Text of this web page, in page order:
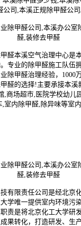
司,本溪正规除甲醛公司
醛本溪空气治理中心是
专业的除甲醛施工队伍
除甲醛治理经验，1000
醛的选择!主要承接本溪
,商场超市,医院学校幼儿
,室内除甲醛,除异味等室
有限责任公司是经北京
学唯一提供室内环境污
责是将北京化工大学研
果转化，打造研发、生